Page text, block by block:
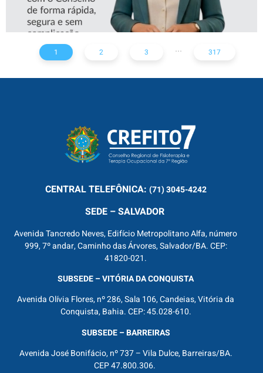
1 2 3 ... 317
CENTRALTELEFÔNICA: (71) 3045-4242
SEDE – SALVADOR
Avenida Tancredo Neves, Edifício Metropolitano Alfa, número
999, 7º andar, Caminho das Árvores, Salvador/BA. CEP:
41820-021.
SUBSEDE – VITÓRIA DA CONQUISTA
Avenida Olívia Flores, nº 286, Sala 106, Candeias, Vitória da
Conquista, Bahia. CEP: 45.028-610.
SUBSEDE – BARREIRAS
Avenida José Bonifácio, nº 737 – Vila Dulce, Barreiras/BA.
CEP 47.800.306.